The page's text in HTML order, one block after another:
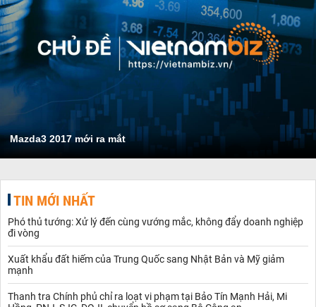
Mazda3 2017 mới ra mắt
TIN MỚI NHẤT
Phó thủ tướng: Xử lý đến cùng vướng mắc, không đẩy doanh nghiệp
đi vòng
Xuất khẩu đất hiếm của Trung Quốc sang Nhật Bản và Mỹ giảm
mạnh
Thanh tra Chính phủ chỉ ra loạt vi phạm tại Bảo Tín Mạnh Hải, Mi